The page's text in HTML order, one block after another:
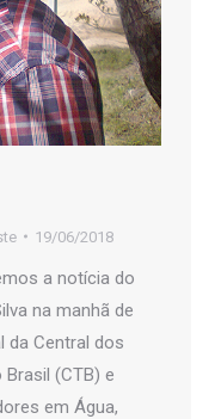
19/06/2018
a notícia do
na manhã de
da Central dos
(CTB) e
em Água,